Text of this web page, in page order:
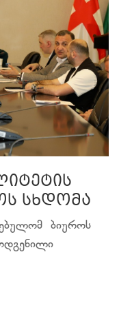
სხდომა
ბიუროს